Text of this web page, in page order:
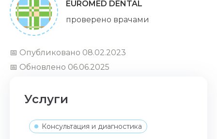
EUROMED DENTAL
проверено врачами
📅 Опубликовано 08.02.2023
📅 Обновлено 06.06.2025
Услуги
Консультация и диагностика